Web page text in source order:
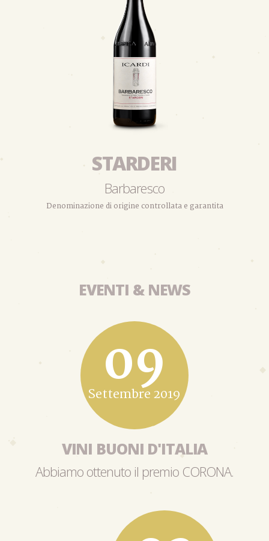
STARDERI
Barbaresco
Denominazione di origine controllata e garantita
EVENTI & NEWS
09
Settembre 2019
VINI BUONI D'ITALIA
Abbiamo ottenuto il premio CORONA.